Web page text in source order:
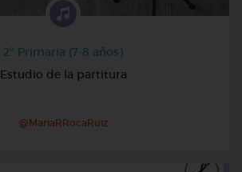
2º Primaria (7-8 años)
Estudio de la partitura
@MariaRRocaRuiz